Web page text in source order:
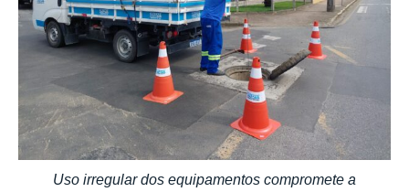
Uso irregular dos equipamentos compromete a